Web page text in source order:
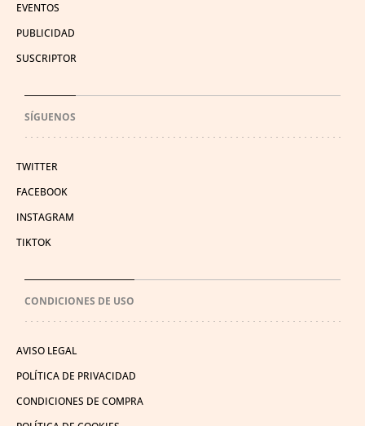
EVENTOS
PUBLICIDAD
SUSCRIPTOR
SÍGUENOS
TWITTER
FACEBOOK
INSTAGRAM
TIKTOK
CONDICIONES DE USO
AVISO LEGAL
POLÍTICA DE PRIVACIDAD
CONDICIONES DE COMPRA